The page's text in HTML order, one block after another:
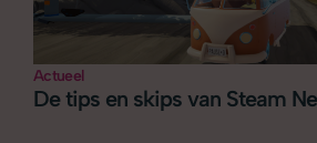
Actueel
De tips en skips van Steam